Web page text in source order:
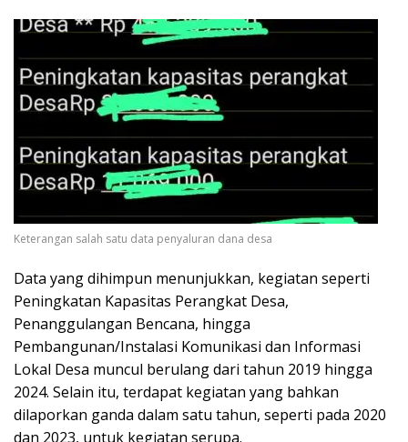
Keterangan salah satu data penyaluran dana desa
Data yang dihimpun menunjukkan, kegiatan seperti
Peningkatan Kapasitas Perangkat Desa,
Penanggulangan Bencana, hingga
Pembangunan/Instalasi Komunikasi dan Informasi
Lokal Desa muncul berulang dari tahun 2019 hingga
2024. Selain itu, terdapat kegiatan yang bahkan
dilaporkan ganda dalam satu tahun, seperti pada 2020
dan 2023, untuk kegiatan serupa.